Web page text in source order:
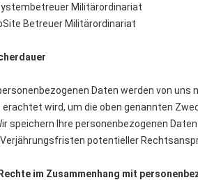
Militärordinariat
Betreuer Militärordinariat
Daten werden von
erachtet wird, um die oben genannten
speichern Ihre personenbezogenen
potentieller
Rechte im Zusammenhang mit